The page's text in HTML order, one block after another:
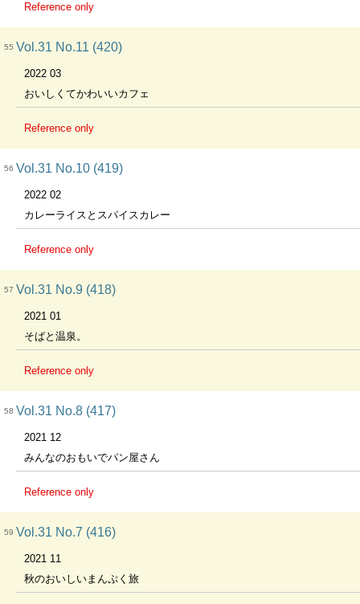
Reference only
55 Vol.31 No.11 (420)
2022 03
おいしくてかわいいカフェ
Reference only
56 Vol.31 No.10 (419)
2022 02
カレーライスとスパイスカレー
Reference only
57 Vol.31 No.9 (418)
2021 01
そばと温泉。
Reference only
58 Vol.31 No.8 (417)
2021 12
みんなのおもいでパン屋さん
Reference only
59 Vol.31 No.7 (416)
2021 11
秋のおいしいまんぷく旅